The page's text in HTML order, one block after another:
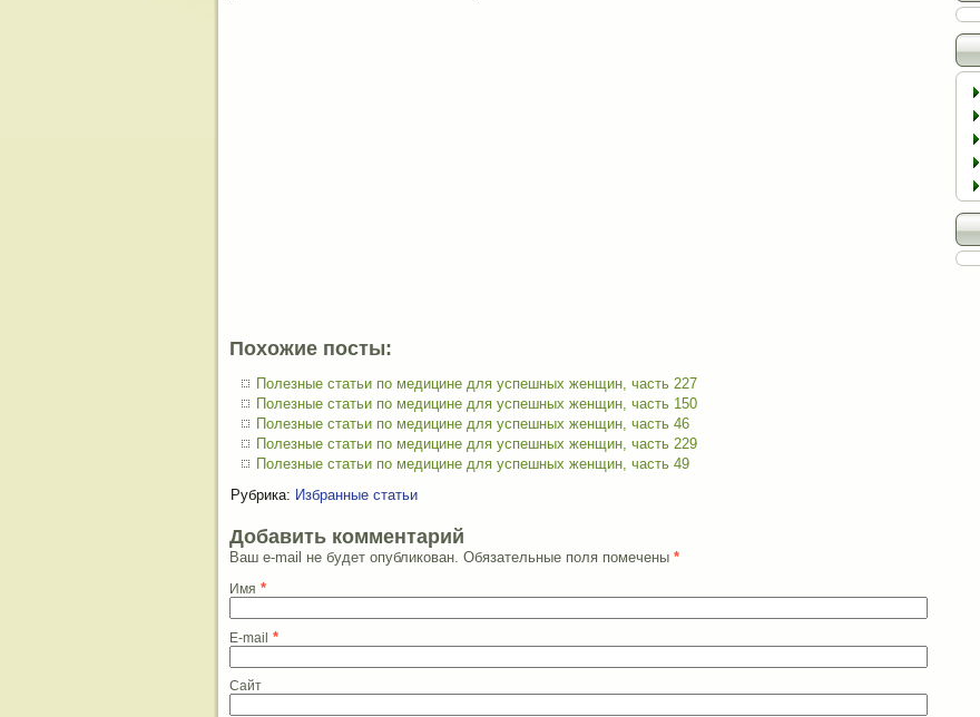
Похожие посты:
Полезные статьи по медицине для успешных женщин, часть 227
Полезные статьи по медицине для успешных женщин, часть 150
Полезные статьи по медицине для успешных женщин, часть 46
Полезные статьи по медицине для успешных женщин, часть 229
Полезные статьи по медицине для успешных женщин, часть 49
Рубрика: Избранные статьи
Добавить комментарий
Ваш e-mail не будет опубликован. Обязательные поля помечены *
Имя *
E-mail *
Сайт